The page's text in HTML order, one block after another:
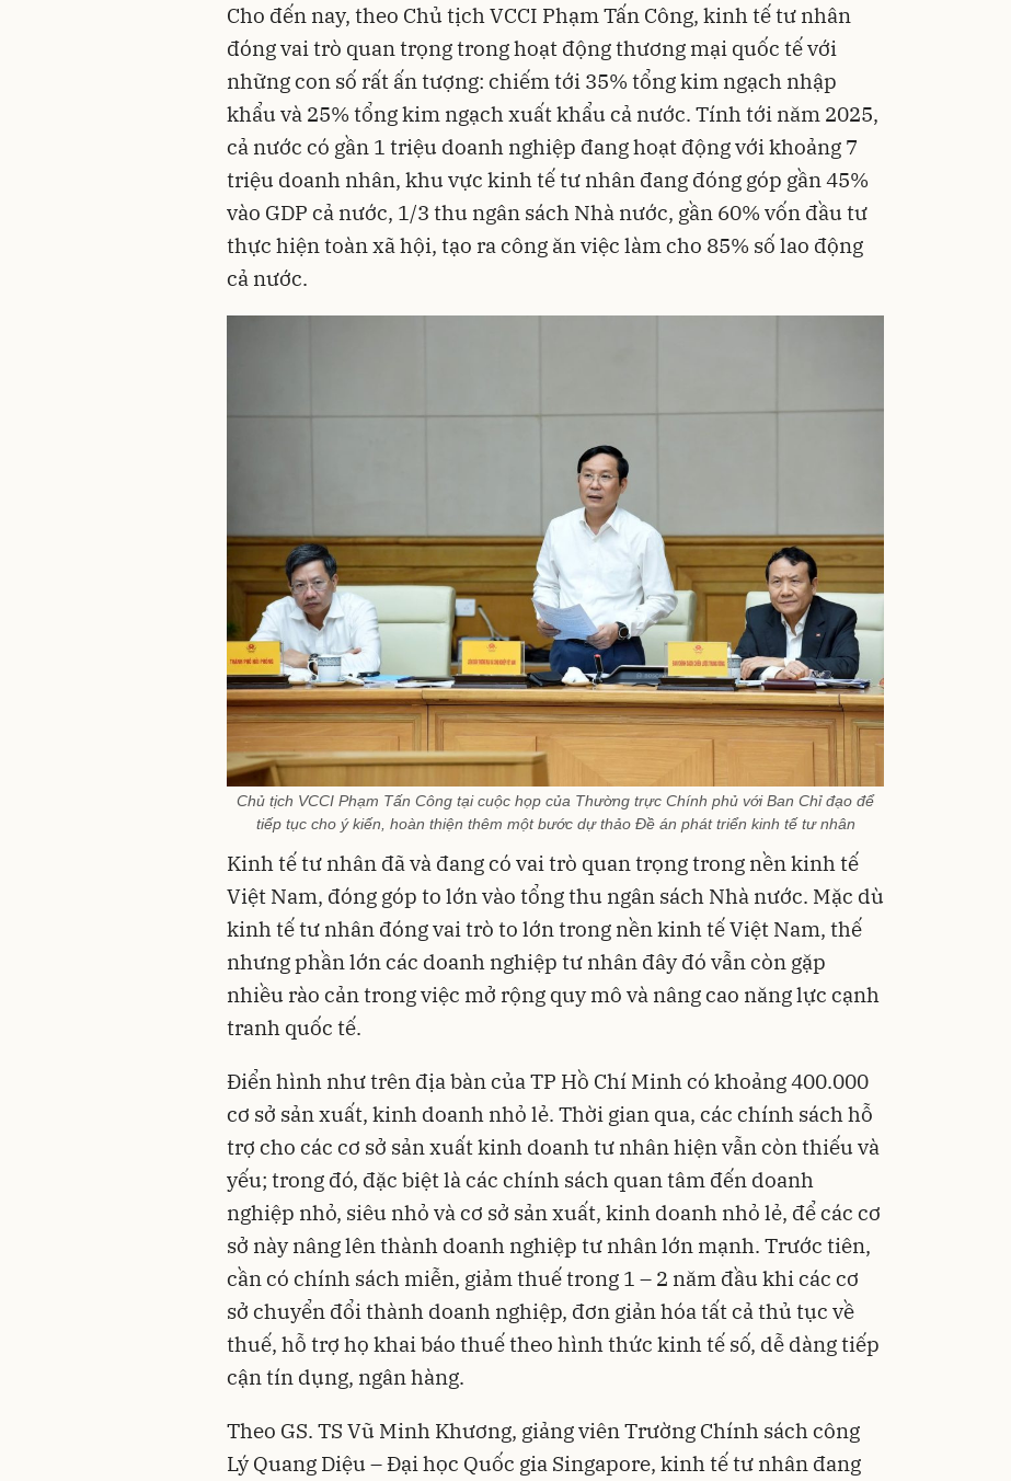
Cho đến nay, theo Chủ tịch VCCI Phạm Tấn Công, kinh tế tư nhân
đóng vai trò quan trọng trong hoạt động thương mại quốc tế với
những con số rất ấn tượng: chiếm tới 35% tổng kim ngạch nhập
khẩu và 25% tổng kim ngạch xuất khẩu cả nước. Tính tới năm 2025,
cả nước có gần 1 triệu doanh nghiệp đang hoạt động với khoảng 7
triệu doanh nhân, khu vực kinh tế tư nhân đang đóng góp gần 45%
vào GDP cả nước, 1/3 thu ngân sách Nhà nước, gần 60% vốn đầu tư
thực hiện toàn xã hội, tạo ra công ăn việc làm cho 85% số lao động
cả nước.
Chủ tịch VCCI Phạm Tấn Công tại cuộc họp của Thường trực Chính phủ với Ban Chỉ đạo để
tiếp tục cho ý kiến, hoàn thiện thêm một bước dự thảo Đề án phát triển kinh tế tư nhân
Kinh tế tư nhân đã và đang có vai trò quan trọng trong nền kinh tế
Việt Nam, đóng góp to lớn vào tổng thu ngân sách Nhà nước. Mặc dù
kinh tế tư nhân đóng vai trò to lớn trong nền kinh tế Việt Nam, thế
nhưng phần lớn các doanh nghiệp tư nhân đây đó vẫn còn gặp
nhiều rào cản trong việc mở rộng quy mô và nâng cao năng lực cạnh
tranh quốc tế.
Điển hình như trên địa bàn của TP Hồ Chí Minh có khoảng 400.000
cơ sở sản xuất, kinh doanh nhỏ lẻ. Thời gian qua, các chính sách hỗ
trợ cho các cơ sở sản xuất kinh doanh tư nhân hiện vẫn còn thiếu và
yếu; trong đó, đặc biệt là các chính sách quan tâm đến doanh
nghiệp nhỏ, siêu nhỏ và cơ sở sản xuất, kinh doanh nhỏ lẻ, để các cơ
sở này nâng lên thành doanh nghiệp tư nhân lớn mạnh. Trước tiên,
cần có chính sách miễn, giảm thuế trong 1 – 2 năm đầu khi các cơ
sở chuyển đổi thành doanh nghiệp, đơn giản hóa tất cả thủ tục về
thuế, hỗ trợ họ khai báo thuế theo hình thức kinh tế số, dễ dàng tiếp
cận tín dụng, ngân hàng.
Theo GS. TS Vũ Minh Khương, giảng viên Trường Chính sách công
Lý Quang Diệu – Đại học Quốc gia Singapore, kinh tế tư nhân đang